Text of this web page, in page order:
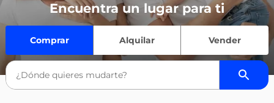
Encuentra un lugar para ti
Comprar Alquilar Vender